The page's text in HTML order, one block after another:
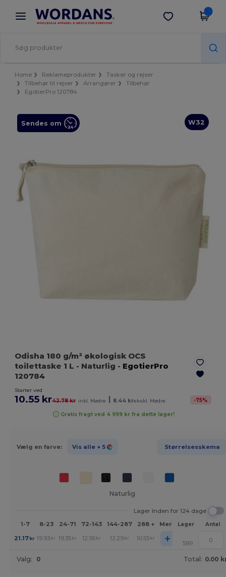
× Wordans-app
Bedre priser i appen!
Hent app
Home Reklameprodukter
Tasker og rejser
Tilbehør til rejser
Arrangører
Tilbehør
EgotierPro 120784
W32
Sendes om
Odisha 180 g/m² økologisk OCS
toilettaske 1 L - Naturlig - EgotierPro
120784
Starter ved
10.55 kr42.78 kr inkl. Mødre 8.44 krekskl. Mødre -75%
Gratis fragt ved 4 999 kr fra dette lager!
Vælg en farve: Vis alle + 5 Størrelsesskema
Naturlig
Lager Inden for 124 dage
1-7
8-23 24-71 72-143 144-287 288 + Mere Lager Antal
21.17kr 19.93 kr 19.35 kr 12.95 kr 12.29 kr 10.55 kr + 589
Valg: 0 Total: 0.00